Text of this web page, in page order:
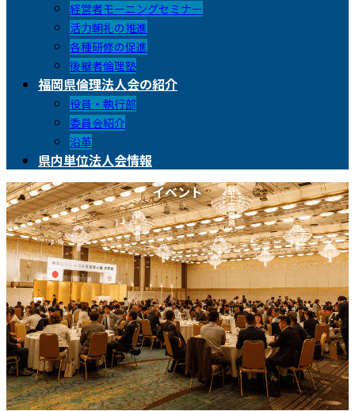
経営者モーニングセミナー
活力朝礼の推進
各種研修の促進
後継者倫理塾
福岡県倫理法人会の紹介
役員・執行部
委員会紹介
沿革
県内単位法人会情報
イベント